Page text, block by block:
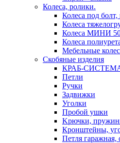
Колеса, ролики.
Колеса под болт,
Колеса
Колеса МИНИ
Колеса
Мебельные
Скобяные изделия
КРАБ-
Петли
Ручки
Задвижки
Уголки
Пробой ушки
Kрючки,
Кронштейны,
Петля гаражная,